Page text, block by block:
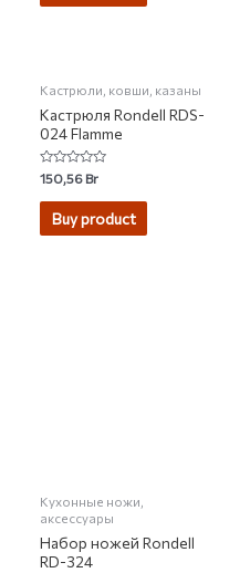
Кастрюли, ковши, казаны
Кастрюля Rondell RDS-
024 Flamme
Rated
0
out
150,56Br
Buy product
Кухонные ножи,
аксессуары
Набор ножей Rondell
RD-324